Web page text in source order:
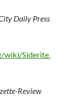
Daily Press
wiki/Siderite.
Review